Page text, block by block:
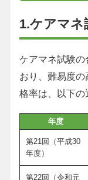
1.ケアマネ
ケアマネ試験の
おり、難易度
格率は、以下の
年度
第21回（平成30
年度）
第22回（令和元